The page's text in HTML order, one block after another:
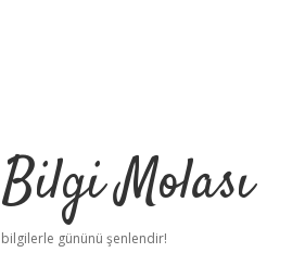
Molası
bilgilerle gününü şenlendir!